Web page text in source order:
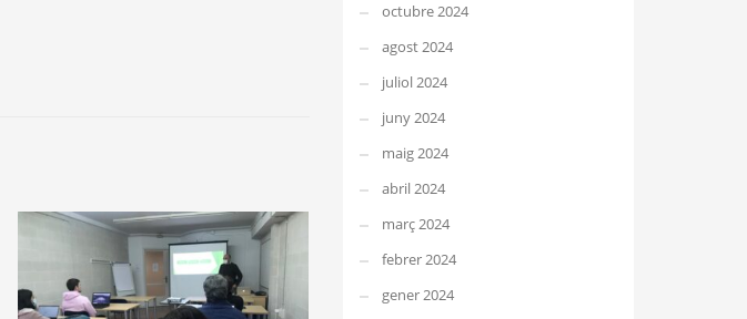
octubre 2024
agost 2024
juliol 2024
juny 2024
maig 2024
abril 2024
març 2024
febrer 2024
gener 2024